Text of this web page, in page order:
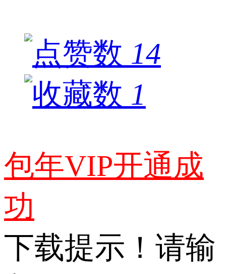
14
1
包年VIP开通成
功
下载提示！请输